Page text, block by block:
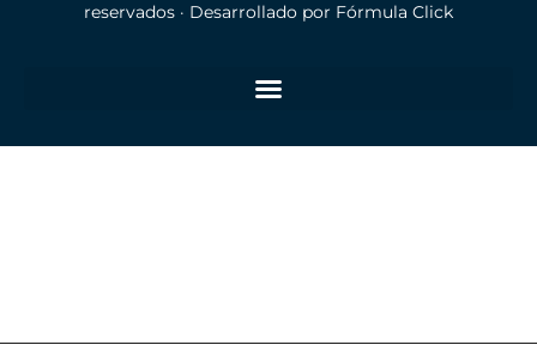
reservados · Desarrollado por Fórmula Click